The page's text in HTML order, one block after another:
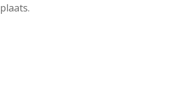
plaats.